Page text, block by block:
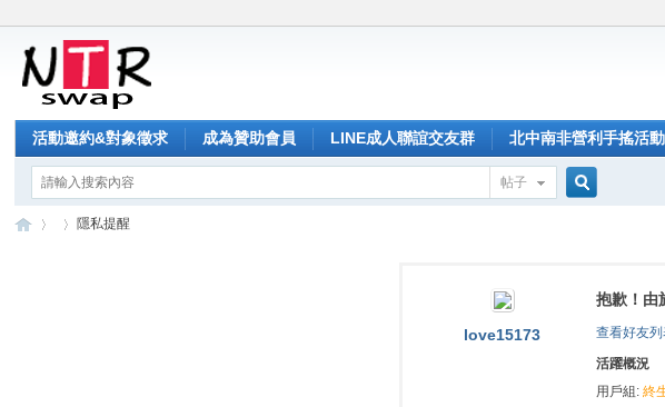
活動邀約&對象徵求 成為贊助會員 LINE成人聯誼交友群 北中南非營利手搖活動
帖子
隱私提醒
love15173
抱歉！由
查看好友
活躍概況
用戶組: 終